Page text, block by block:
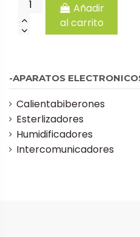
Añadir
al carrito
-APARATOS
Calientabiberones
Esterlizadores
Humidificadores
Intercomunicadores